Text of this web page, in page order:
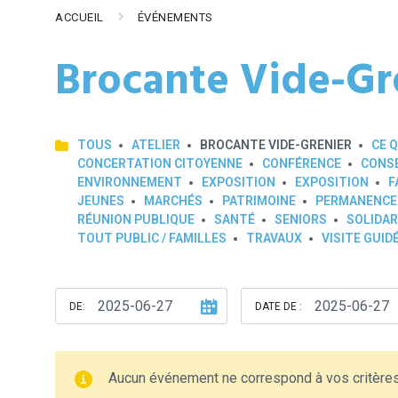
ACCUEIL ÉVÉNEMENTS
Brocante Vide-
TOUS ATELIER BROCANTE VIDE-GRENIER CE
CONCERTATION CITOYENNE
CONFÉRENCE
ENVIRONNEMENT
EXPOSITION EXPOSITION
JEUNES
MARCHÉS PATRIMOINE
RÉUNION PUBLIQUE
SANTÉ SENIORS
TOUT PUBLIC / FAMILLES
TRAVAUX VISITE
DE: DATE DE :
Aucun événement ne correspond à vos